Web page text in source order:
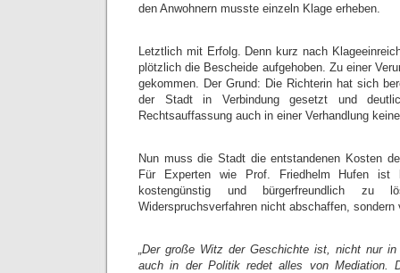
den Anwohnern musste einzeln Klage erheben.
Letztlich mit Erfolg. Denn kurz nach
plötzlich die Bescheide aufgehoben. Zu einer
gekommen. Der Grund: Die Richterin hat sich
der Stadt in Verbindung gesetzt und
Rechtsauffassung auch in einer Verhandlung
Nun muss die Stadt die entstandenen Kosten
Für Experten wie Prof. Friedhelm Hufen ist
kostengünstig und bürgerfreundlich
Widerspruchsverfahren nicht abschaffen, sondern
„Der große Witz der Geschichte ist, nicht nur
auch in der Politik redet alles von Mediation.